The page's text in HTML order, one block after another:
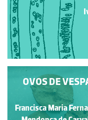
FLORES E
MASCULINAS
QUERCUS
Rubim Manuel
OVOS DE
Francisca Maria